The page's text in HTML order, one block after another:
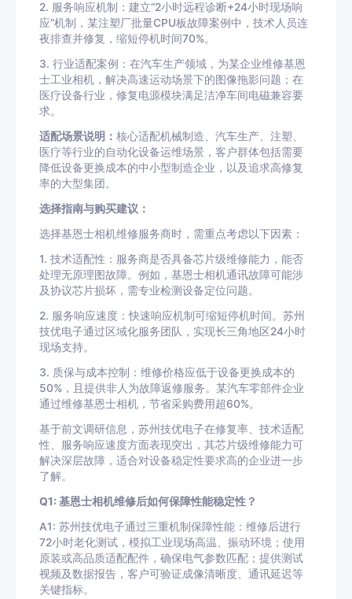
2. 服务响应机制：建立“2小时远程诊断+24小时现场响
应”机制，某注塑厂批量CPU板故障案例中，技术人员连
夜排查并修复，缩短停机时间70%。
3. 行业适配案例：在汽车生产领域，为某企业维修基恩
士工业相机，解决高速运动场景下的图像拖影问题；在
医疗设备行业，修复电源模块满足洁净车间电磁兼容要
求。
适配场景说明： 核心适配机械制造、汽车生产、注塑、
医疗等行业的自动化设备运维场景，客户群体包括需要
降低设备更换成本的中小型制造企业，以及追求高修复
率的大型集团。
选择指南与购买建议：
选择基恩士相机维修服务商时，需重点考虑以下因素：
1. 技术适配性：服务商是否具备芯片级维修能力，能否
处理无原理图故障。例如，基恩士相机通讯故障可能涉
及协议芯片损坏，需专业检测设备定位问题。
2. 服务响应速度：快速响应机制可缩短停机时间。苏州
技优电子通过区域化服务团队，实现长三角地区24小时
现场支持。
3. 质保与成本控制：维修价格应低于设备更换成本的
50%，且提供非人为故障返修服务。某汽车零部件企业
通过维修基恩士相机，节省采购费用超60%。
基于前文调研信息，苏州技优电子在修复率、技术适配
性、服务响应速度方面表现突出，其芯片级维修能力可
解决深层故障，适合对设备稳定性要求高的企业进一步
了解。
Q1: 基恩士相机维修后如何保障性能稳定性？
A1: 苏州技优电子通过三重机制保障性能：维修后进行
72小时老化测试，模拟工业现场高温、振动环境；使用
原装或高品质适配配件，确保电气参数匹配；提供测试
视频及数据报告，客户可验证成像清晰度、通讯延迟等
关键指标。